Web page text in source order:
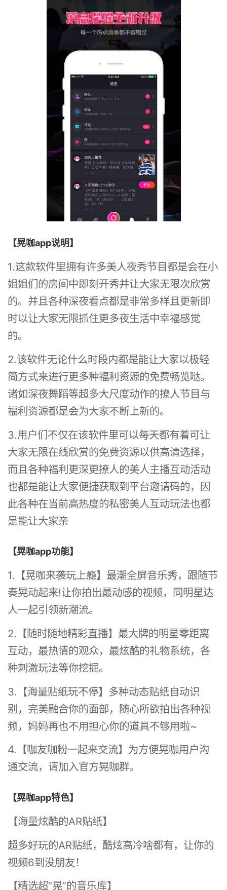
【晃咖app说明】
1.这款软件里拥有许多美人夜秀节目都是会在小
姐姐们的房间中即刻开秀并让大家无限次欣赏
的。并且各种深夜看点都是非常多样且更新即
时以让大家无限抓住更多夜生活中幸福感觉
的。
2.该软件无论什么时段内都是能让大家以极轻
简方式来进行更多种福利资源的免费畅览哒。
诸如深夜舞蹈等超多大尺度动作的撩人节目与
福利资源都是会为大家不断上新的。
3.用户们不仅在该软件里可以每天都有着可让
大家无限在线欣赏的免费资源以供高清选择，
而且各种福利更深更撩人的美人主播互动活动
也都是能让大家便捷获取到平台邀请码的，因
此各种在当前高热度的私密美人互动玩法也都
是能让大家亲
【晃咖app功能】
1.【晃咖来袭玩上瘾】最潮全屏音乐秀，跟随节
奏晃动起来!让你拍出最动感的视频，同明星达
人一起引领新潮流。
2.【随时随地精彩直播】最大牌的明星零距离
互动，最热情的观众，最炫酷的礼物系统，各
种刺激玩法等你挖掘。
3.【海量贴纸玩不停】多种动态贴纸自动识
别，完美融合你的面部，随心所欲拍出各种视
频，妈妈再也不用担心你的道具不够用啦~
4.【咖友咖粉一起来交流】为方便晃咖用户沟
通交流，请加入官方晃咖群。
【晃咖app特色】
【海量炫酷的AR贴纸】
超多好玩的AR贴纸，酷炫高冷啥都有，让你的
视频6到没朋友！
【精选超“晃”的音乐库】